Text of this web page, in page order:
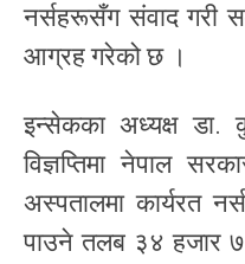
नर्सहरूसँग संवाद गरी
आग्रह गरेको छ ।
इन्सेकका अध्यक्ष डा.
विज्ञप्तिमा नेपाल
अस्पतालमा कार्यरत
पाउने तलब ३४ हजार